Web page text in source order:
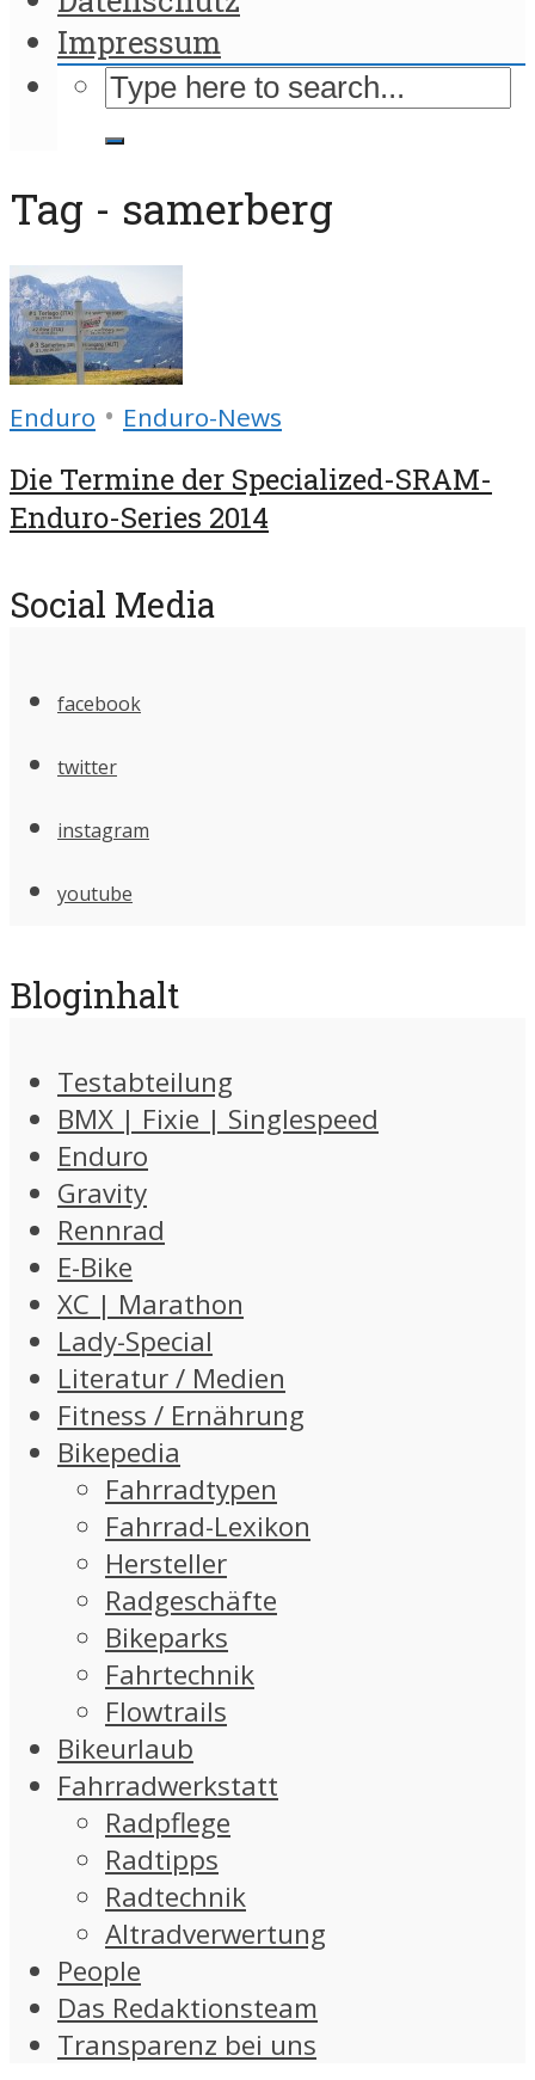
Impressum
Tag - samerberg
Enduro • Enduro-News
Die Termine der Specialized-SRAM-
Enduro-Series 2014
Social Media
facebook
twitter
instagram
youtube
Bloginhalt
Testabteilung
BMX | Fixie | Singlespeed
Enduro
Gravity
Rennrad
E-Bike
XC | Marathon
Lady-Special
Literatur / Medien
Fitness / Ernährung
Bikepedia
Fahrradtypen
Fahrrad-Lexikon
Hersteller
Radgeschäfte
Bikeparks
Fahrtechnik
Flowtrails
Bikeurlaub
Fahrradwerkstatt
Radpflege
Radtipps
Radtechnik
Altradverwertung
People
Das Redaktionsteam
Transparenz bei uns